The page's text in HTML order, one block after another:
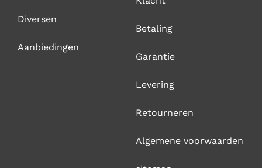
Diversen
Aanbiedingen
Betaling
Garantie
Levering
Retourneren
Algemene voorwaarden